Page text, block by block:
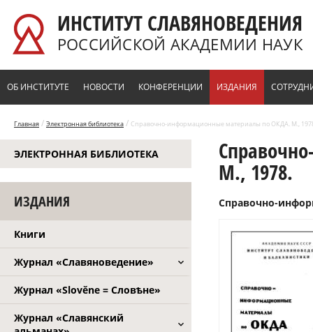
ИНСТИТУТ СЛАВЯНОВЕДЕНИЯ
РОССИЙСКОЙ АКАДЕМИИ НАУК
ОБ ИНСТИТУТЕ НОВОСТИ КОНФЕРЕНЦИИ ИЗДАНИЯ
Главная / Электронная библиотека / Справочно-информационные материалы по ОКДА. М.,
ЭЛЕКТРОННАЯ БИБЛИОТЕКА
ИЗДАНИЯ
Книги
Журнал «Славяноведение»
Журнал «Slověne = Словѣне»
Журнал «Славянский
М., 1978.
Справочно-